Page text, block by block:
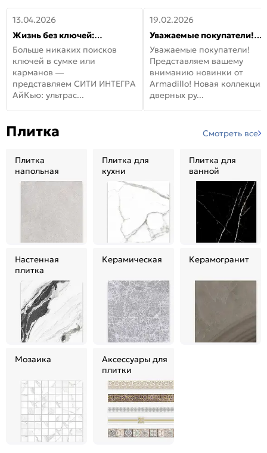
13.04.2026
Жизнь без ключей:
встречайте новую дверь
СИТИ ИНТЕГРА АйКью!
Больше никаких поисков
ключей в сумке или
карманов —
представляем СИТИ ИНТЕГРА
АйКью: ультрас...
19.02.2026
Уважаемые покупатели!
Представляем вашему
вниманию новинки от
Armadillo!
Уважаемые покупатели!
Представляем вашему
вниманию новинки от
Armadillo! Новая коллекция
дверных ру...
Плитка Смотреть все
Плитка
напольная
Плитка для
кухни
Плитка для
ванной
Настенная
плитка
Керамическая Керамогранит
Мозаика
Аксессуары для
плитки